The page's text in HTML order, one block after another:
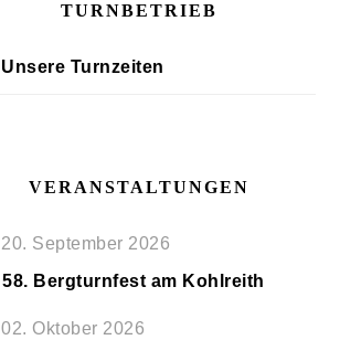
TURNBETRIEB
Unsere Turnzeiten
VERANSTALTUNGEN
20. September 2026
58. Bergturnfest am Kohlreith
02. Oktober 2026